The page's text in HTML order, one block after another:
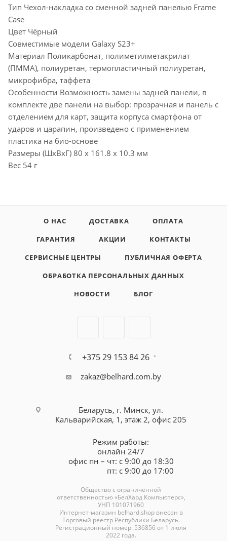
Тип Чехол-накладка со сменной задней панелью Frame
Case
Цвет Чёрный
Совместимые модели Galaxy S23+
Материал Поликарбонат, полиметилметакрилат
(ПММА), полиуретан, термопластичный полиуретан,
микрофибра, таффета
Особенности Возможность замены задней панели, в
комплекте две панели на выбор: прозрачная и панель с
отделением для карт, защита корпуса смартфона от
ударов и царапин, произведено с применением
пластика на био-основе
Размеры (ШxВxГ) 80 x 161.8 x 10.3 мм
Вес 54 г
О НАС ДОСТАВКА
ОПЛАТА
ГАРАНТИЯ
АКЦИИ
КОНТАКТЫ
СЕРВИСНЫЕ ЦЕНТРЫ
ПУБЛИЧНАЯ ОФЕРТА
ОБРАБОТКА ПЕРСОНАЛЬНЫХ ДАННЫХ
НОВОСТИ
БЛОГ
+375 29 153 84 26
zakaz@belhard.com.by
Беларусь, г. Минск, ул.
Кальварийская, 1, этаж 2, офис 205
Режим работы:
онлайн 24/7
офис пн – чт: с 9:00 до 18:30
пт: с 9:00 до 17:00
Общество с ограниченной
ответственностью «БелХард Компьютерс»,
УНП 101071960
Интернет-магазин belhard.shopвнесен в
Торговый реестр Республики Беларусь.
Регистрационный номер: 536856 от 1 июля
2022 года.